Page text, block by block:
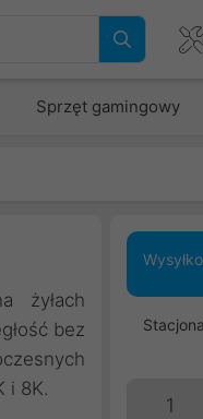
Sprzęt gamingowy
żyłach
bez
i 8K.